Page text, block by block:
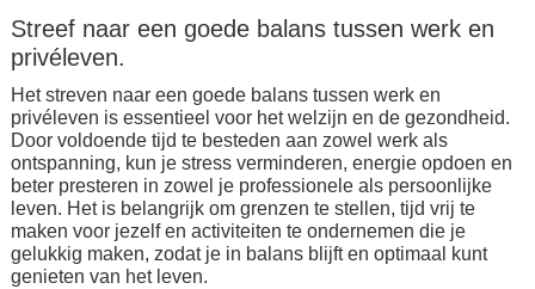
Streef naar een goede balans tussen werk en
privéleven.
Het streven naar een goede balans tussen werk en
privéleven is essentieel voor het welzijn en de gezondheid.
Door voldoende tijd te besteden aan zowel werk als
ontspanning, kun je stress verminderen, energie opdoen en
beter presteren in zowel je professionele als persoonlijke
leven. Het is belangrijk om grenzen te stellen, tijd vrij te
maken voor jezelf en activiteiten te ondernemen die je
gelukkig maken, zodat je in balans blijft en optimaal kunt
genieten van het leven.